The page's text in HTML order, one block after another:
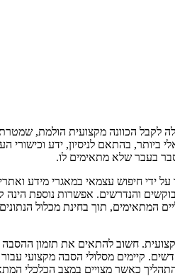
לקבל הכוונה מקצועית הולמת,
ביותר, בהתאם לניסיון, ידע
בעבר שלא מתאימים לו.
ידי חיפוש עצמאי במאגרי מידע
והנדרשים. אפשרות נוספת הינה
המתאימים, תוך בחינת מכלול
חשוב להתאים את תזמון
קיימים מסלולי הסבה מקצועי
התהליך כאשר מצויים במצב הכלכלי